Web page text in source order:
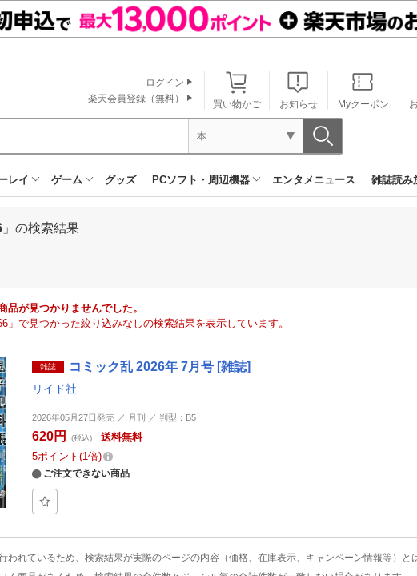
買い物かご お知らせ Myクーポン
ログイン
楽天会員登録（無料）
本
レイ ゲーム グッズ PCソフト・周辺機器 エンタメニュース 雑誌読み
」の検索結果
品が見つかりませんでした。
」で見つかった絞り込みなしの検索結果を表示しています。
雑誌 コミック乱 2026年 7月号 [雑誌]
リイド社
2026年05月27日発売 ／ 月刊 ／ 判型：B5
620円 (税込)
送料無料
5ポイント 1倍
ご注文できない商品
れているため、検索結果が実際のページの内容（価格、在庫表示、キャンペーン情報等）と